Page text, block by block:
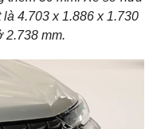
4.703 x 1.886 x 1.730
2.738 mm.